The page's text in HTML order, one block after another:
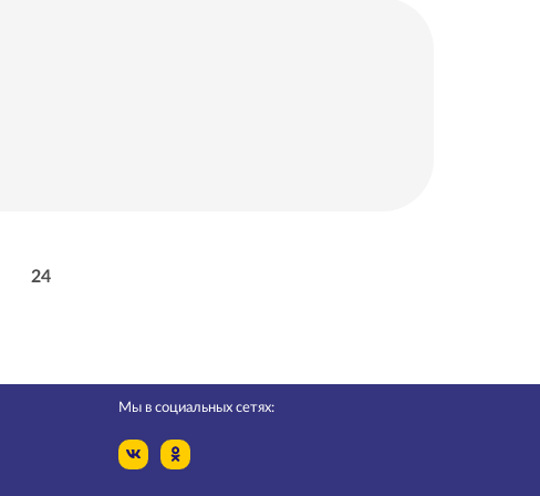
24
Мы в социальных сетях: